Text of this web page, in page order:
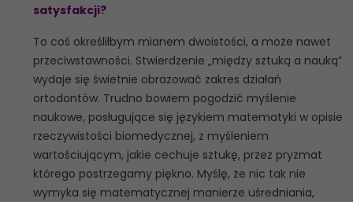
satysfakcji?
To coś określiłbym mianem dwoistości, a może nawet
przeciwstawności. Stwierdzenie „między sztuką a nauką”
wydaje się świetnie obrazować zakres działań
ortodontów. Trudno bowiem pogodzić myślenie
naukowe, posługujące się językiem matematyki w opisie
rzeczywistości biomedycznej, z myśleniem
wartościującym, jakie cechuje sztukę, przez pryzmat
którego postrzegamy piękno. Myślę, że nic tak nie
wymyka się matematycznej manierze uśredniania,